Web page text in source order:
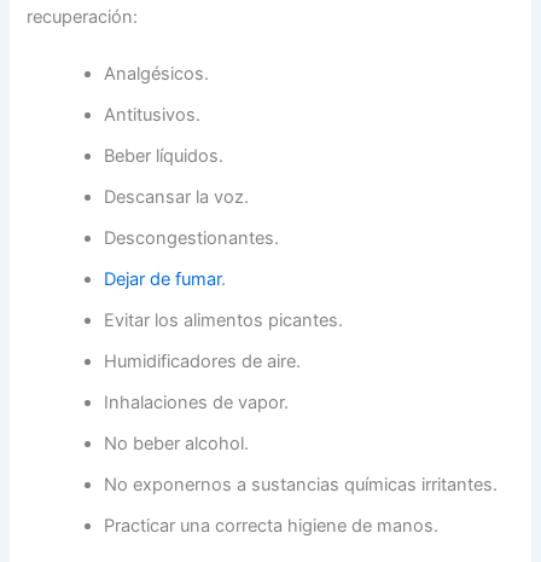
recuperación:
Analgésicos.
Antitusivos.
Beber líquidos.
Descansar la voz.
Descongestionantes.
Dejar de fumar.
Evitar los alimentos picantes.
Humidificadores de aire.
Inhalaciones de vapor.
No beber alcohol.
No exponernos a sustancias químicas irritantes.
Practicar una correcta higiene de manos.